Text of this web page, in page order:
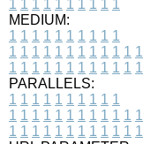
1 1 1 1 1 1 1 1 1 1
MEDIUM:
1 1 1 1 1 1 1 1 1 1
1 1 1 1 1 1 1 1 1 1 1 1
1 1 1 1 1 1 1 1 1 1 1 1
PARALLELS:
1 1 1 1 1 1 1 1 1 1
1 1 1 1 1 1 1 1 1 1 1 1
1 1 1 1 1 1 1 1 1 1 1 1